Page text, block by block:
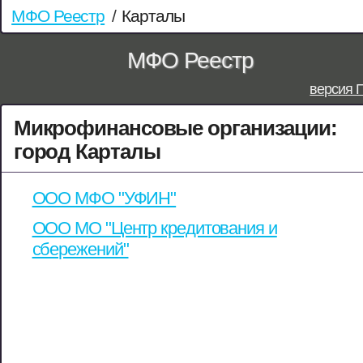
МФО Реестр / Карталы
МФО Реестр
версия
Микрофинансовые организации:
город Карталы
ООО МФО "УФИН"
ООО МО "Центр кредитования и
сбережений"